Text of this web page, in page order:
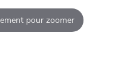
pour zoomer